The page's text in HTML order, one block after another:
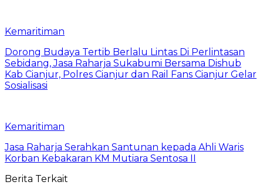
Kemaritiman
Dorong Budaya Tertib Berlalu Lintas Di Perlintasan
Sebidang, Jasa Raharja Sukabumi Bersama Dishub
Kab Cianjur, Polres Cianjur dan Rail Fans Cianjur Gelar
Sosialisasi
Kemaritiman
Jasa Raharja Serahkan Santunan kepada Ahli Waris
Korban Kebakaran KM Mutiara Sentosa II
Berita Terkait